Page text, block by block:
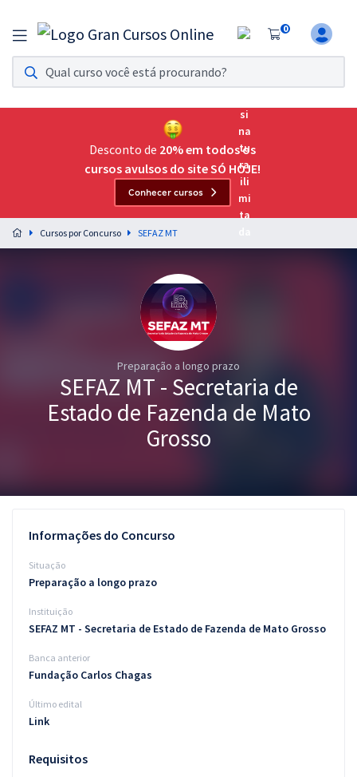
0
Assinatura Ilimitada 11
Acesso a todos os cursos. Teste grátis por 7 dias!
Assinatura OAB Até Passar
Acesso ilimitado a toda preparação para o Exame da
Preparação completa e intensiva para as principais
residências em saúde do Brasil
Graduação
Blog
Aprovados
Atendimento
Desconto de 20% em todos os
cursos avulsos do site SÓ HOJE!
Conhecer cursos
Cursos por Concurso SEFAZ MT
Preparação a longo prazo
SEFAZ MT - Secretaria de
Estado de Fazenda de Mato
Grosso
Informações do Concurso
Situação
Preparação a longo prazo
Instituição
SEFAZ MT - Secretaria de Estado de Fazenda de Mato Grosso
Banca anterior
Fundação Carlos Chagas
Último edital
Link
Requisitos